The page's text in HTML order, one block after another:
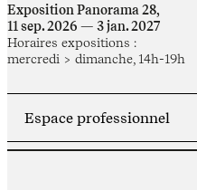
Exposition Panorama 28,
11 sep. 2026 — 3 jan. 2027
Horaires expositions :
mercredi > dimanche, 14h-19h